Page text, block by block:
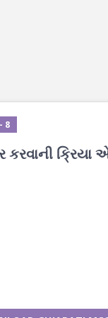
8
કરવાની